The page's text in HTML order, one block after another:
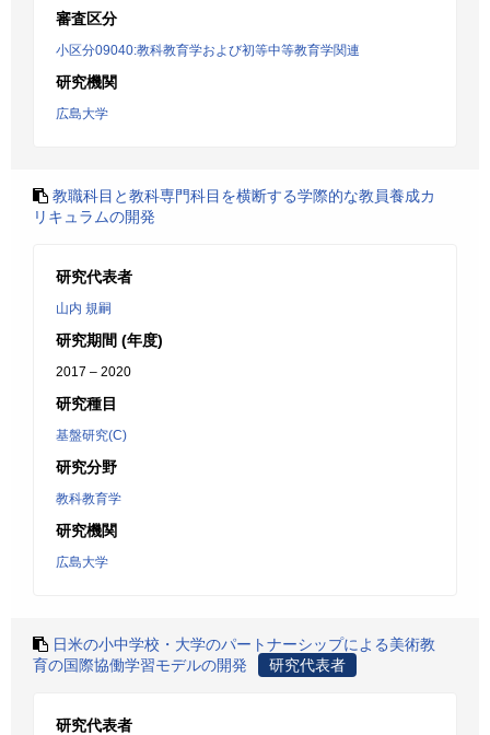
審査区分
小区分09040:教科教育学および初等中等教育学関連
研究機関
広島大学
教職科目と教科専門科目を横断する学際的な教員養成カ
リキュラムの開発
研究代表者
山内 規嗣
研究期間 (年度)
2017 – 2020
研究種目
基盤研究(C)
研究分野
教科教育学
研究機関
広島大学
日米の小中学校・大学のパートナーシップによる美術教
育の国際協働学習モデルの開発
研究代表者
研究代表者